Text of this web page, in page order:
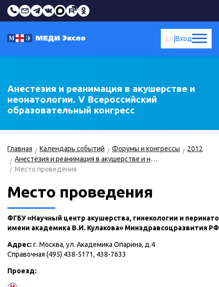
Вход
En
Анестезия и реанимация в акушерстве и
неонатологии. V Всероссийский
образовательный конгресс
Главная Календарь событий Форумы и конгрессы
2012
Анестезия и реанимация в акушерстве и неонатологии. V Конгресс
Место проведения
Место проведения
ФГБУ «Научный центр акушерства, гинекологии и
имени академика В.И. Кулакова» Минздравсоцразвития РФ
Адрес: г. Москва, ул. Академика Опарина, д.4
Справочная (495) 438-5171, 438-7633
Проезд: